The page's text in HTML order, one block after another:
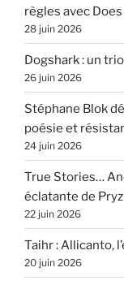
règles avec
28 juin 2026
Dogshark : un
26 juin 2026
Stéphane Blok
poésie et
24 juin 2026
True Stories…
éclatante de
22 juin 2026
Taihr : Allicanto,
20 juin 2026